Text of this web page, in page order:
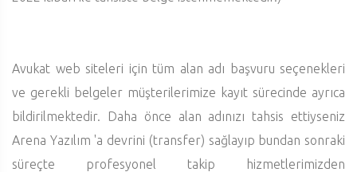
Avukat web siteleri için tüm alan adı başvuru seçenekleri
ve gerekli belgeler müşterilerimize kayıt sürecinde ayrıca
bildirilmektedir. Daha önce alan adınızı tahsis ettiyseniz
Arena Yazılım 'a devrini (transfer) sağlayıp bundan sonraki
süreçte profesyonel takip hizmetlerimizden